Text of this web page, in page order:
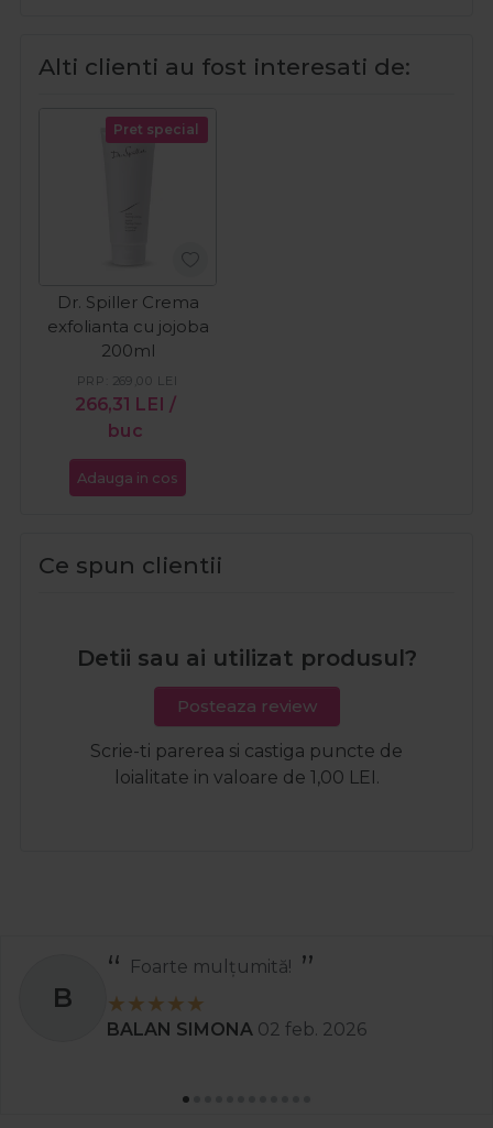
Alti clienti au fost interesati de:
Pret special
Dr. Spiller Crema
exfolianta cu jojoba
200ml
266,31 LEI /
buc
PRP: 269,00 LEI
Adauga in cos
Ce spun clientii
Detii sau ai utilizat produsul?
Posteaza review
Scrie-ti parerea si castiga puncte de
loialitate in valoare de 1,00 LEI.
B
Foarte mulțumită!
BALAN SIMONA 02 feb. 2026